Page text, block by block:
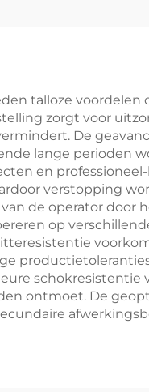
talloze voordelen
zorgt voor
De
lange perioden
en
verstopping
de operator door
op
ontmoet. De